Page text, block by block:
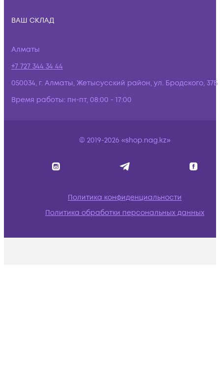
ВАШ СКЛАД
Алматы
+7 727 344 34 44
050034, г. Алматы, Жетысусский район, ул. Бродского, 37Б
Время работы: пн-пт, 08:00 - 17:00
© 2019-2026 «shop.nag.kz»
Политика конфиденциальности
Политика обработки персональных данных